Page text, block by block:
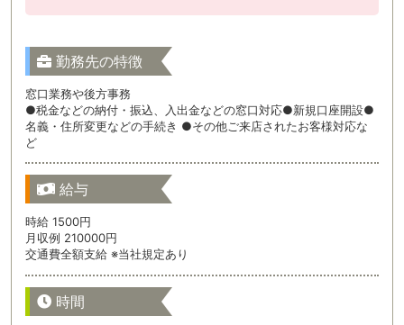
勤務先の特徴
窓口業務や後方事務
●税金などの納付・振込、入出金などの窓口対応●新規口座開設●
名義・住所変更などの手続き ●その他ご来店されたお客様対応な
ど
給与
時給 1500円
月収例 210000円
交通費全額支給 ※当社規定あり
時間